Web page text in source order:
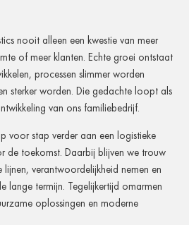
nooit alleen een kwestie van meer
of meer klanten. Echte groei ontstaat
processen slimmer worden
sterker worden. Die gedachte loopt als
van ons familiebedrijf.
voor stap verder aan een logistieke
de toekomst. Daarbij blijven we trouw
verantwoordelijkheid nemen en
lange termijn. Tegelijkertijd omarmen
oplossingen en moderne